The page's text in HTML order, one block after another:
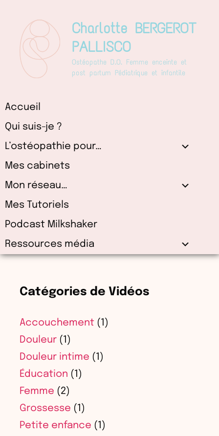
contenu
Charlotte BERGEROT
PALLISCO
Ostéopathe D.O. Femme enceinte et
post partum Pédiatrique et infantile
Accueil
Qui suis-je ?
L’ostéopathie pour…
Mes cabinets
Mon réseau…
Mes Tutoriels
Podcast Milkshaker
Ressources média
Catégories de Vidéos
Accouchement (1)
Douleur (1)
Douleur intime (1)
Éducation (1)
Femme (2)
Grossesse (1)
Petite enfance (1)